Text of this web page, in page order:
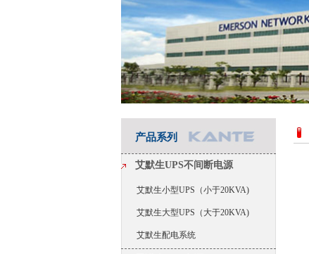
产品系列
艾默生UPS不间断电源
艾默生小型UPS（小于20KVA)
艾默生大型UPS（大于20KVA)
艾默生配电系统